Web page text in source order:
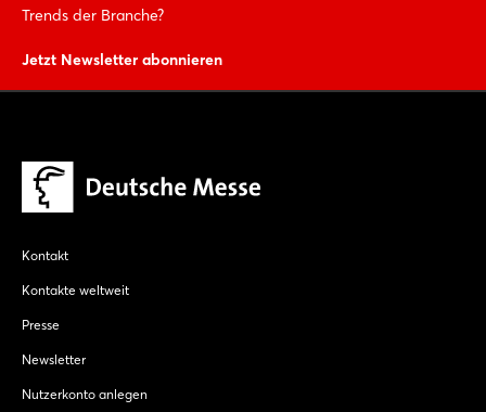
Trends der Branche?
Jetzt Newsletter abonnieren
Kontakt
Kontakte weltweit
Presse
Newsletter
Nutzerkonto anlegen